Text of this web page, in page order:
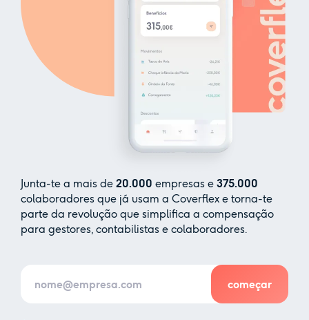
Junta-te a mais de 20.000 empresas e 375.000
colaboradores que já usam a Coverflex e torna-te
parte da revolução que simplifica a compensação
para gestores, contabilistas e colaboradores.